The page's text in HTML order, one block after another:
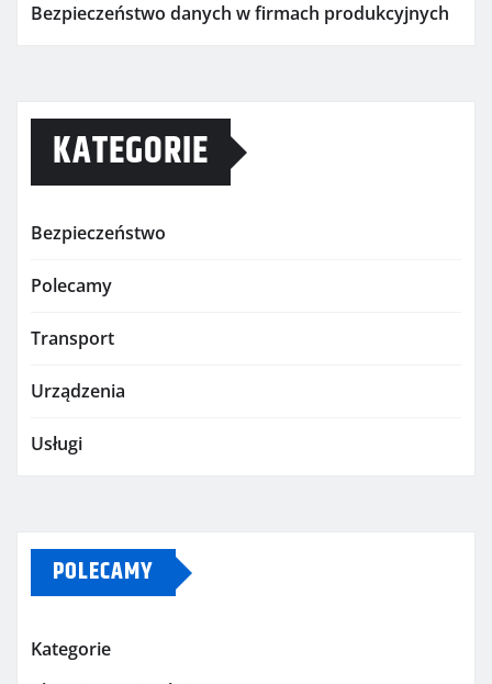
Bezpieczeństwo danych w firmach produkcyjnych
KATEGORIE
Bezpieczeństwo
Polecamy
Transport
Urządzenia
Usługi
POLECAMY
Kategorie